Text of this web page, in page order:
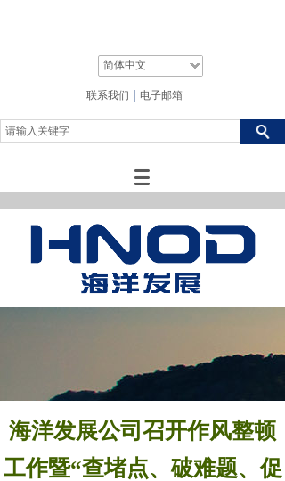
简体中文
联系我们 | 电子邮箱
海洋发展公司召开作风整顿
工作暨“查堵点、破难题、促